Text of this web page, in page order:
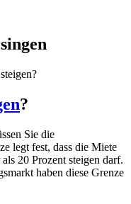
?
Sie die
legt fest, dass die Miete
20 Prozent steigen darf.
haben diese Grenze